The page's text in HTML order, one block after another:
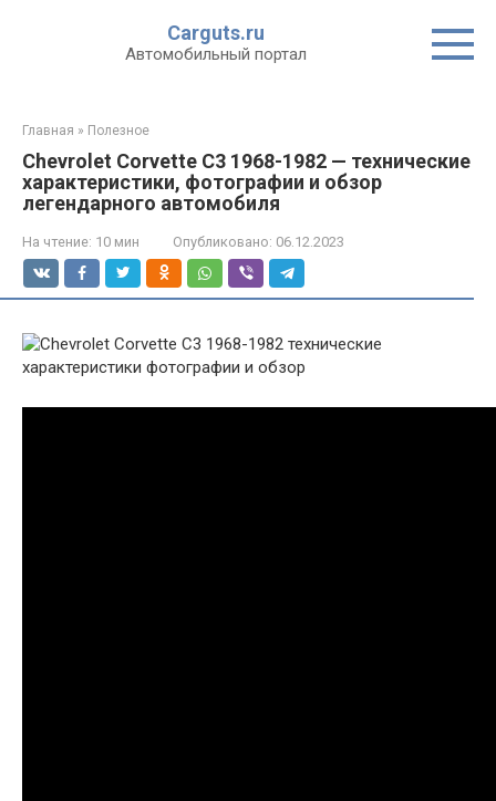
Carguts.ru
Автомобильный портал
Главная » Полезное
Chevrolet Corvette C3 1968-1982 — технические
характеристики, фотографии и обзор
легендарного автомобиля
На чтение: 10 мин Опубликовано: 06.12.2023